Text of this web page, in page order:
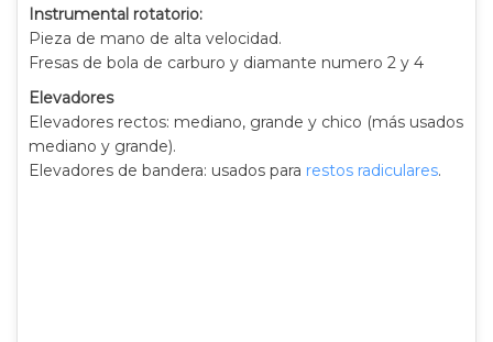
Instrumental rotatorio:
Pieza de mano de alta velocidad.
Fresas de bola de carburo y diamante numero 2 y 4
Elevadores
Elevadores rectos: mediano, grande y chico (más usados
mediano y grande).
Elevadores de bandera: usados para restos radiculares.